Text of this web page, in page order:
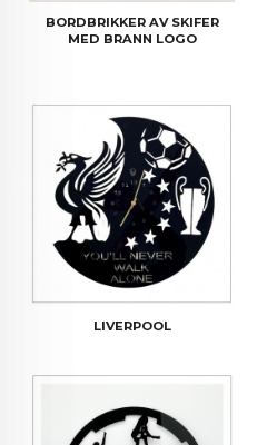
BORDBRIKKER AV SKIFER
MED BRANN LOGO
LIVERPOOL